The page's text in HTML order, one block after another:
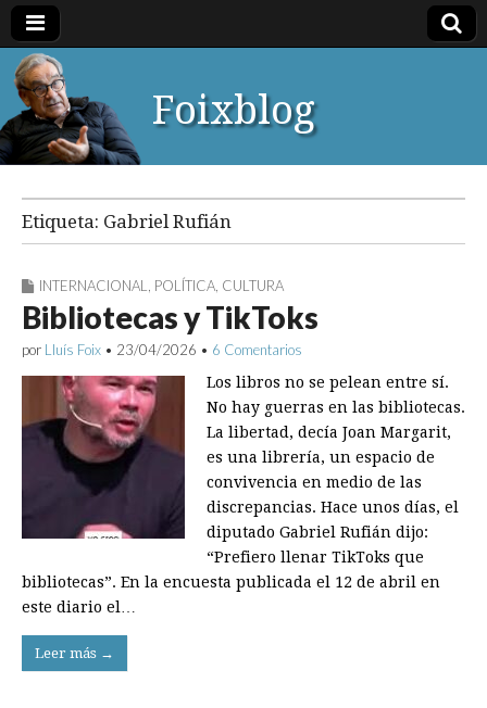
Foixblog
Etiqueta: Gabriel Rufián
INTERNACIONAL POLÍTICA CULTURA
Bibliotecas y TikToks
por Lluís Foix • 23/04/2026 • 6 Comentarios
Los libros no se pelean entre sí.
No hay guerras en las bibliotecas.
La libertad, decía Joan Margarit,
es una librería, un espacio de
convivencia en medio de las
discrepancias. Hace unos días, el
diputado­ Gabriel Rufián dijo:
“Prefiero llenar TikToks que
bibliotecas”. En la encuesta publicada el 12 de abril en
este diario el…
Leer más →